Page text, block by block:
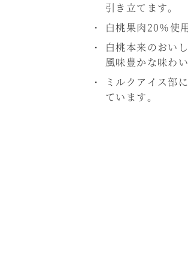
引き立てます。
白桃果肉20％使
白桃本来のおい
風味豊かな味わ
ミルクアイス部
ています。